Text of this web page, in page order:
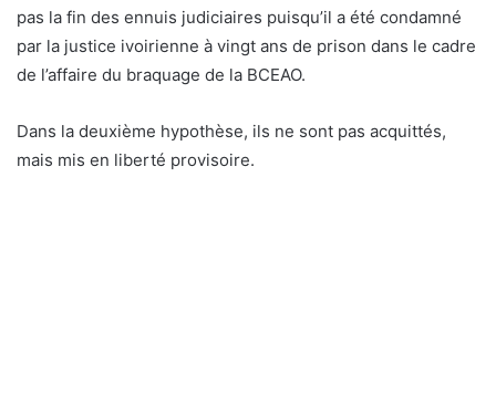
pas la fin des ennuis judiciaires puisqu’il a été condamné
par la justice ivoirienne à vingt ans de prison dans le cadre
de l’affaire du braquage de la BCEAO.
Dans la deuxième hypothèse, ils ne sont pas acquittés,
mais mis en liberté provisoire.